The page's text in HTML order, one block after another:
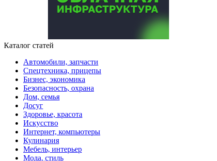
Каталог статей
Автомобили, запчасти
Спецтехника, прицепы
Бизнес, экономика
Безопасность, охрана
Дом, семья
Досуг
Здоровье, красота
Искусство
Интернет, компьютеры
Кулинария
Мебель, интерьер
Мода, стиль